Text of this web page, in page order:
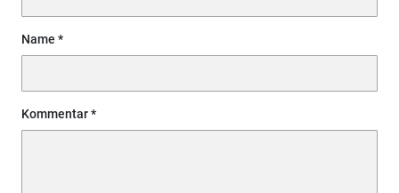
Name
Kommentar